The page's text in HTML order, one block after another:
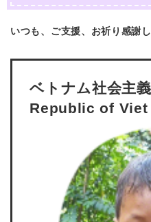
いつも、ご支援、お祈り感謝し
ベトナム社会主
Republic of Viet